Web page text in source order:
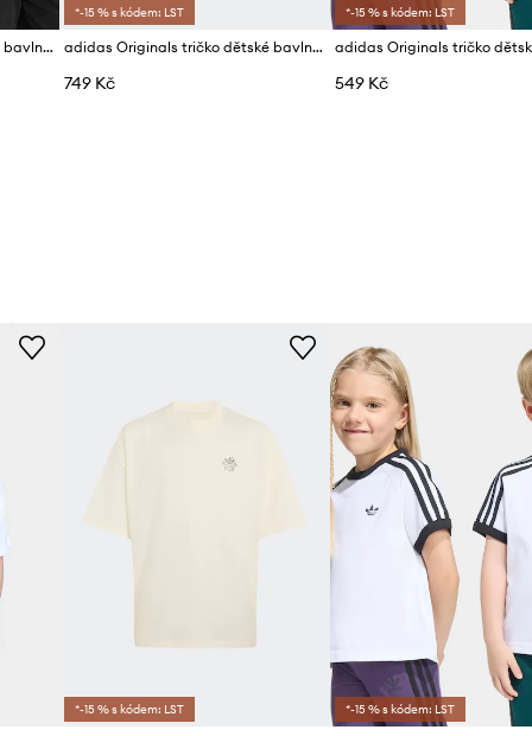
adidas Originals tričko dětské bavlněné
*-15 % s kódem: LST
adidas Originals tričko dětské bavlněné
749 Kč
*-15 % s kódem: LST
549 Kč
*-15 % s kódem: LST *-15 % s kódem: LST